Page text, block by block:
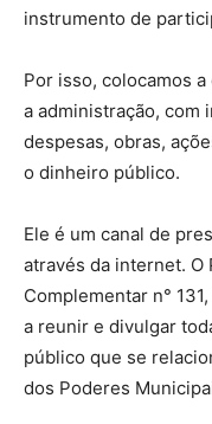
instrumento de
Por isso, colocamos
a administração, com
despesas, obras,
o dinheiro público.
Ele é um canal de
através da internet.
Complementar n°
a reunir e divulgar
público que se
dos Poderes